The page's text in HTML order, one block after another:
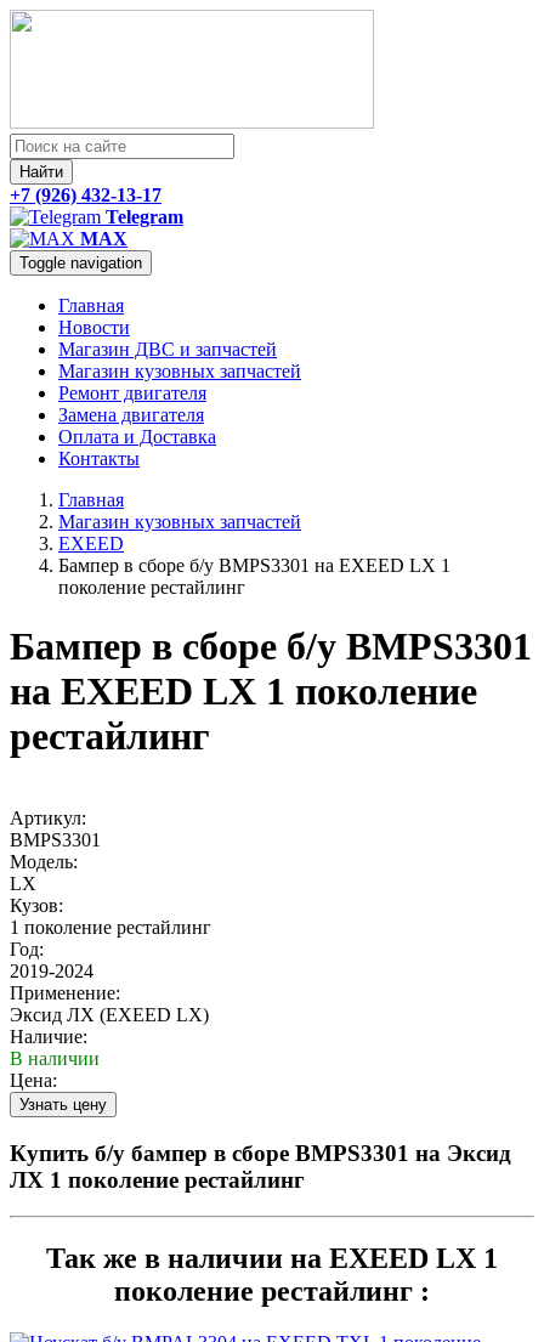
Найти
+7 (926) 432-13-17
Telegram
MAX
Toggle navigation
Главная
Новости
Магазин ДВС и запчастей
Магазин кузовных запчастей
Ремонт двигателя
Замена двигателя
Оплата и Доставка
Контакты
Главная
Магазин кузовных запчастей
EXEED
Бампер в сборе б/у BMPS3301 на EXEED LX 1
поколение рестайлинг
Бампер в сборе б/у BMPS3301
на EXEED LX 1 поколение
рестайлинг
Артикул:
BMPS3301
Модель:
LX
Кузов:
1 поколение рестайлинг
Год:
2019-2024
Применение:
Эксид ЛХ (EXEED LX)
Наличие:
В наличии
Цена:
Купить б/у бампер в сборе BMPS3301 на Эксид
ЛХ 1 поколение рестайлинг
Так же в наличии на EXEED LX 1
поколение рестайлинг :